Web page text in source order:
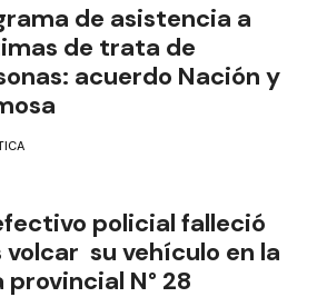
de asistencia a
de trata de
acuerdo Nación y
policial falleció
su vehículo en la
provincial N° 28